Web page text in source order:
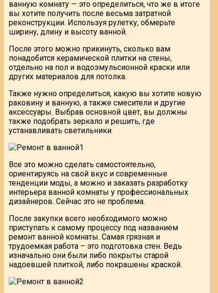
ванную комнату — это определиться, что же в итоге
вы хотите получить после весьма затратной
реконструкции. Используя рулетку, обмерьте
ширину, длину и высоту ванной.
После этого можно прикинуть, сколько вам
понадобится керамической плитки на стены,
отдельно на пол и водоэмульсионной краски или
других материалов для потолка.
Также нужно определиться, какую вы хотите новую
раковину и ванную, а также смесители и другие
аксессуары. Выбрав основной цвет, вы должны
также подобрать зеркало и решить, где
устанавливать светильники.
Все это можно сделать самостоятельно,
ориентируясь на свой вкус и современные
тенденции моды, а можно и заказать разработку
интерьера ванной комнаты у профессиональных
дизайнеров. Сейчас это не проблема.
После закупки всего необходимого можно
приступать к самому процессу под названием
ремонт ванной комнаты. Самая грязная и
трудоемкая работа – это подготовка стен. Ведь
изначально они были либо покрыты старой
надоевшей плиткой, либо покрашены краской.